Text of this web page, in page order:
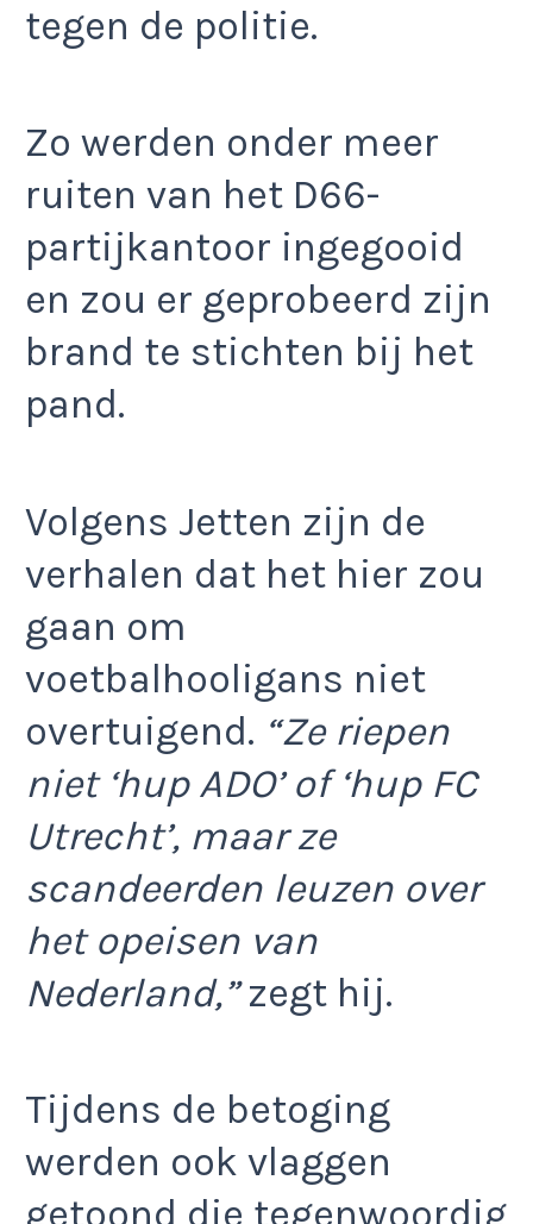
tegen de politie.
Zo werden onder meer
ruiten van het D66-
partijkantoor ingegooid
en zou er geprobeerd zijn
brand te stichten bij het
pand.
Volgens Jetten zijn de
verhalen dat het hier zou
gaan om
voetbalhooligans niet
overtuigend. “Ze riepen
niet ‘hup ADO’ of ‘hup FC
Utrecht’, maar ze
scandeerden leuzen over
het opeisen van
Nederland,”zegt hij.
Tijdens de betoging
werden ook vlaggen